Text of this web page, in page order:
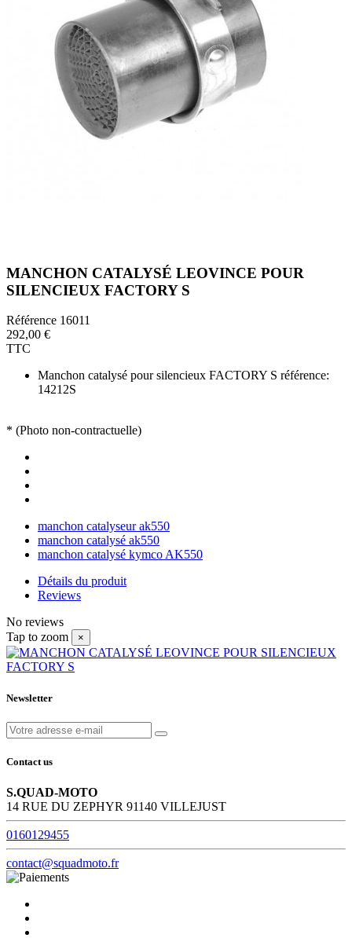
MANCHON CATALYSÉ LEOVINCE POUR
SILENCIEUX FACTORY S
Référence 16011
292,00 €
TTC
Manchon catalysé pour silencieux FACTORY S référence:
14212S
* (Photo non-contractuelle)
manchon catalyseur ak550
manchon catalysé ak550
manchon catalysé kymco AK550
Détails du produit
Reviews
No reviews
Tap to zoom
×
Newsletter
Contact us
S.QUAD-MOTO
14 RUE DU ZEPHYR 91140 VILLEJUST
0160129455
contact@squadmoto.fr